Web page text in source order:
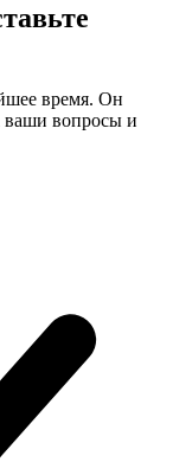
время. Он
ваши вопросы и